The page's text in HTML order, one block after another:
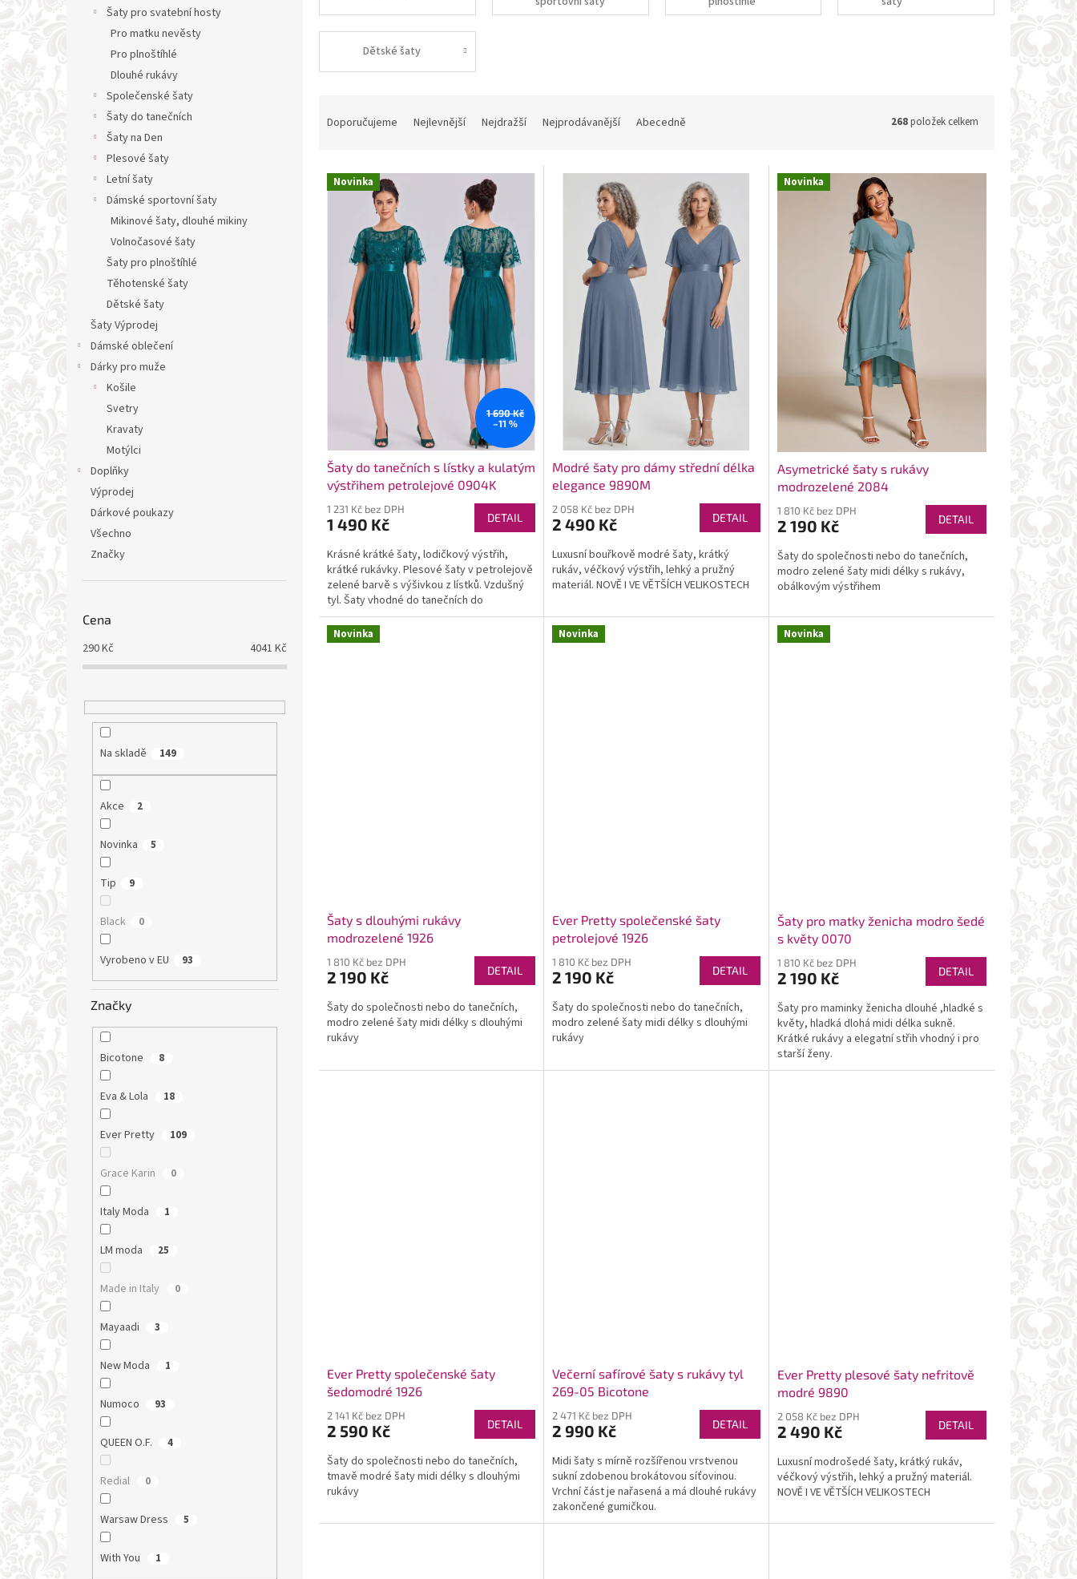
Šaty pro svatební hosty
Pro matku nevěsty
Pro plnoštíhlé
Dlouhé rukávy
Společenské šaty
Šaty do tanečních
Šaty na Den
Plesové šaty
Letní šaty
Dámské sportovní šaty
Mikinové šaty, dlouhé mikiny
Volnočasové šaty
Šaty pro plnoštíhlé
Těhotenské šaty
Dětské šaty
Šaty Výprodej
Dámské oblečení
Dárky pro muže
Košile
Svetry
Kravaty
Motýlci
Doplňky
Výprodej
Dárkové poukazy
Všechno
Značky
Cena
290Kč 4041 Kč
Na skladě 149
Akce 2
Novinka 5
Tip 9
Black 0
Vyrobeno v EU 93
Značky
Bicotone 8
Eva & Lola 18
Ever Pretty 109
Grace Karin 0
Italy Moda 1
LM moda 25
Made in Italy 0
Mayaadi 3
New Moda 1
Numoco 93
QUEEN O.F. 4
Redial 0
Warsaw Dress 5
With You 1
Dětské šaty
n
Doporučujeme Nejlevnější Nejdražší Nejprodávanější Abecedně 268položek celkem
V Novinka
1 690 Kč
–11 %
Šaty do tanečních s lístky a kulatým
výstřihem petrolejové 0904K
1 231 Kč bez DPH
1 490 Kč DETAIL
Krásné krátké šaty, lodičkový výstřih,
krátké rukávky. Plesové šaty v petrolejově
zelené barvě s výšivkou z lístků. Vzdušný
tyl. Šaty vhodné do tanečních do
společnosti na plesy...
Modré šaty pro dámy střední délka
elegance 9890M
2 058 Kč bez DPH
2 490 Kč DETAIL
Luxusní bouřkově modré šaty, krátký
rukáv, véčkový výstřih, lehký a pružný
materiál. NOVĚ I VE VĚTŠÍCH VELIKOSTECH
Novinka
Asymetrické šaty s rukávy
modrozelené 2084
1 810 Kč bez DPH
2 190 Kč DETAIL
Šaty do společnosti nebo do tanečních,
modro zelené šaty midi délky s rukávy,
obálkovým výstřihem
Novinka
Šaty s dlouhými rukávy
modrozelené 1926
1 810 Kč bez DPH
2 190 Kč DETAIL
Šaty do společnosti nebo do tanečních,
modro zelené šaty midi délky s dlouhými
rukávy
Novinka
Ever Pretty společenské šaty
petrolejové 1926
1 810 Kč bez DPH
2 190 Kč DETAIL
Šaty do společnosti nebo do tanečních,
modro zelené šaty midi délky s dlouhými
rukávy
Novinka
Šaty pro matky ženicha modro šedé
s květy 0070
1 810 Kč bez DPH
2 190 Kč DETAIL
Šaty pro maminky ženicha dlouhé ,hladké s
květy, hladká dlohá midi délka sukně.
Krátké rukávy a elegatní střih vhodný i pro
starší ženy.
Ever Pretty společenské šaty
šedomodré 1926
2 141 Kč bez DPH
2 590 Kč DETAIL
Šaty do společnosti nebo do tanečních,
tmavě modré šaty midi délky s dlouhými
rukávy
Večerní safírové šaty s rukávy tyl
269-05 Bicotone
2 471 Kč bez DPH
2 990 Kč DETAIL
Midi šaty s mírně rozšířenou vrstvenou
sukní zdobenou brokátovou síťovinou.
Vrchní část je nařasená a má dlouhé rukávy
zakončené gumičkou.
Ever Pretty plesové šaty nefritově
modré 9890
2 058 Kč bez DPH
2 490 Kč DETAIL
Luxusní modrošedé šaty, krátký rukáv,
véčkový výstřih, lehký a pružný materiál.
NOVĚ I VE VĚTŠÍCH VELIKOSTECH